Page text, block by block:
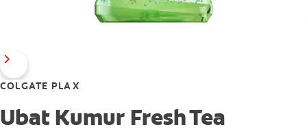
COLGATE PLAX
Ubat Kumur Fresh Tea